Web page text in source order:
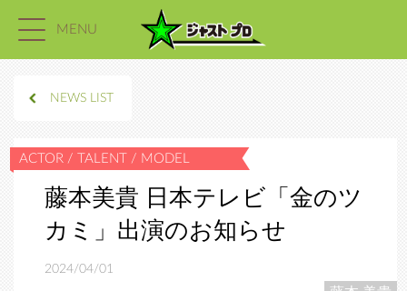
MENU
NEWS LIST
藤本美貴 日本テレビ「金のツ
カミ」出演のお知らせ
2024/04/01